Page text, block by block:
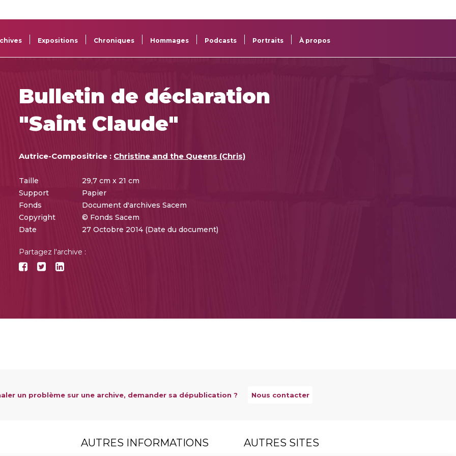
Sacem
projets
Sacem
des œuvres
Expositions Chroniques Hommages Podcasts Portraits À propos
Bulletin de déclaration
"Saint Claude"
Autrice-Compositrice : Christine and the Queens (Chris)
Taille
29,7 cm x 21 cm
Support
Papier
Fonds
Document d'archives Sacem
Copyright
© Fonds Sacem
Date
27 Octobre 2014 (Date du document)
Partagez l'archive :
un problème sur une archive, demander sa dépublication ? Nous contacter
AUTRES INFORMATIONS AUTRES SITES